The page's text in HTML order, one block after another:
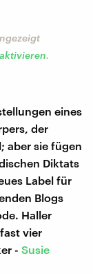
.
eines
der
aber sie fügen
Diktats
Label für
Blogs
Haller
vier
- Susie